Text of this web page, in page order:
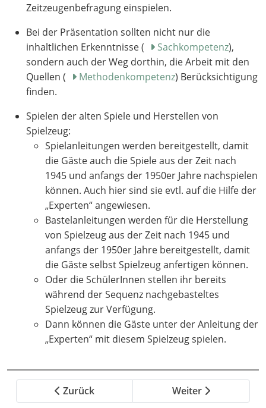
Zeitzeugenbefragung einspielen.
Bei der Präsentation sollten nicht nur die
inhaltlichen Erkenntnisse (
Sachkompetenz),
sondern auch der Weg dorthin, die Arbeit mit den
Quellen (
Methodenkompetenz) Berücksichtigung
finden.
Spielen der alten Spiele und Herstellen von
Spielzeug:
Spielanleitungen werden bereitgestellt, damit
die Gäste auch die Spiele aus der Zeit nach
1945 und anfangs der 1950er Jahre nachspielen
können. Auch hier sind sie evtl. auf die Hilfe der
„Experten“ angewiesen.
Bastelanleitungen werden für die Herstellung
von Spielzeug aus der Zeit nach 1945 und
anfangs der 1950er Jahre bereitgestellt, damit
die Gäste selbst Spielzeug anfertigen können.
Oder die SchülerInnen stellen ihr bereits
während der Sequenz nachgebasteltes
Spielzeug zur Verfügung.
Dann können die Gäste unter der Anleitung der
„Experten“ mit diesem Spielzeug spielen.
Zurück Weiter